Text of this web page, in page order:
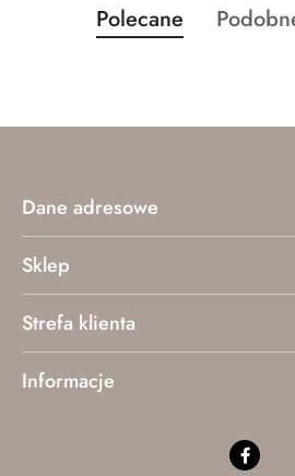
Pomiń karuzelę
Produkty
o
Polecane
Dane adresowe
Sklep
Strefa klienta
Informacje